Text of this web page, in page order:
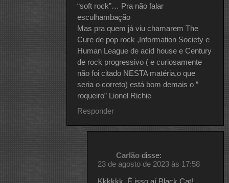
“soft rock”… Pra não falar
esculhambação
Mas pra quem já viu chamarem The
Cure de pop rock ,Information Society e
Human League de acid house e Century
de rock progressivo ( e curiosamente
não foi citado NESTA matéria,o que
seria o correto) está bom demais o ”
roqueiro” Lionel Richie
Responder
Carlão disse:
23 de agosto de 2023 às 17:58